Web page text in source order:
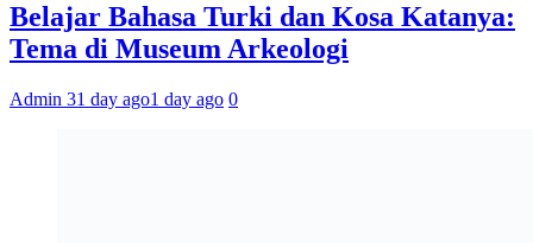
Belajar Bahasa Turki dan Kosa Katanya:
Tema di Museum Arkeologi
Admin 31 day ago1 day ago 0